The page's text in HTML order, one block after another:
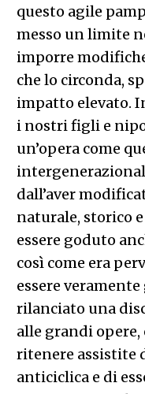
questo agile
messo un limite
imporre
che lo circonda,
impatto elevato.
i nostri figli e
un’opera come
dall’aver
naturale, storico
essere goduto
così come era
essere
rilanciato una
alle grandi
ritenere assistite
anticiclica e di